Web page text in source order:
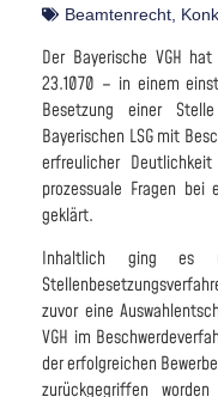
Beamtenrecht
Der Bayerische VGH
23.1070 – in einem
Besetzung einer
Bayerischen LSG mit
erfreulicher
prozessuale Fragen bei
geklärt.
Inhaltlich ging es
zuvor eine
VGH im
der erfolgreichen
zurückgegriffen